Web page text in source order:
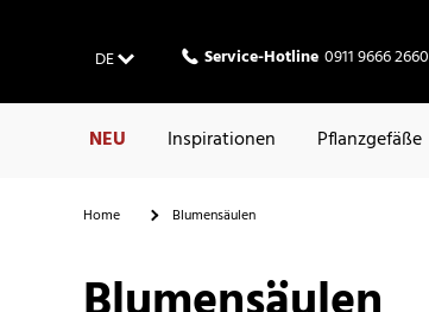
DE Service-Hotline 0911 9666 2660
NEU Inspirationen Pflanzgefäße
Home Blumensäulen